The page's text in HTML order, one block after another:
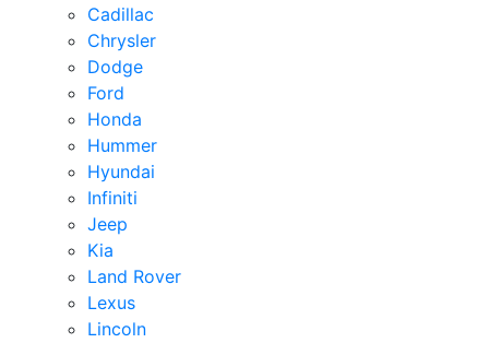
Cadillac
Chrysler
Dodge
Ford
Honda
Hummer
Hyundai
Infiniti
Jeep
Kia
Land Rover
Lexus
Lincoln